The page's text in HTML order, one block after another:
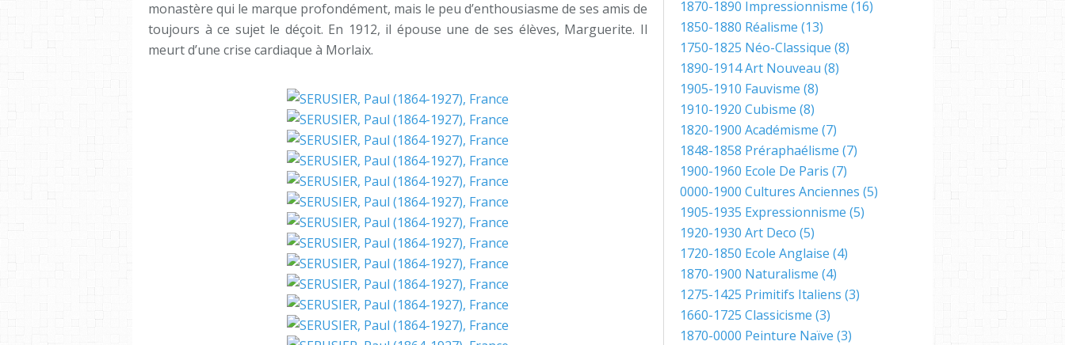
monastère qui le marque profondément, mais le peu d’enthousiasme de ses amis de
toujours à ce sujet le déçoit. En 1912, il épouse une de ses élèves, Marguerite. Il
meurt d’une crise cardiaque à Morlaix.
1870-1890 Impressionnisme (16)
1850-1880 Réalisme (13)
1750-1825 Néo-Classique (8)
1890-1914 Art Nouveau (8)
1905-1910 Fauvisme (8)
1910-1920 Cubisme (8)
1820-1900 Académisme (7)
1848-1858 Préraphaélisme (7)
1900-1960 Ecole De Paris (7)
0000-1900 Cultures Anciennes (5)
1905-1935 Expressionnisme (5)
1920-1930 Art Deco (5)
1720-1850 Ecole Anglaise (4)
1870-1900 Naturalisme (4)
1275-1425 Primitifs Italiens (3)
1660-1725 Classicisme (3)
1870-0000 Peinture Naïve (3)